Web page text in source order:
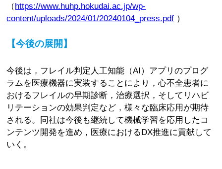
（https://www.huhp.hokudai.ac.jp/wp-
content/uploads/2024/01/20240104_press.pdf ）
【今後の展開】
今後は，フレイル判定人工知能（AI）アプリのプログ
ラムを医療機器に実装することにより，心不全患者に
おけるフレイルの早期診断，治療選択，そしてリハビ
リテーションの効果判定など，様々な臨床応用が期待
される。同社は今後も継続して機械学習を応用したコ
ンテンツ開発を進め，医療におけるDX推進に貢献して
いく。